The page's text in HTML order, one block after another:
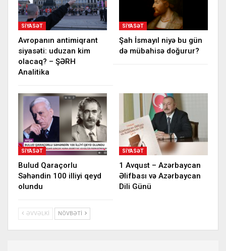
SIYASƏT
Avropanın antimiqrant
siyasəti: uduzan kim
olacaq? – ŞƏRH
Analitika
SIYASƏT
Şah İsmayıl niyə bu gün
də mübahisə doğurur?
SIYASƏT
Bulud Qaraçorlu
Səhəndin 100 illiyi qeyd
olundu
SIYASƏT
1 Avqust – Azərbaycan
Əlifbası və Azərbaycan
Dili Günü
ƏVVƏLKI NÖVBƏTI